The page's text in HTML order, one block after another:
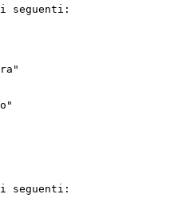
i seguenti:
seguenti: